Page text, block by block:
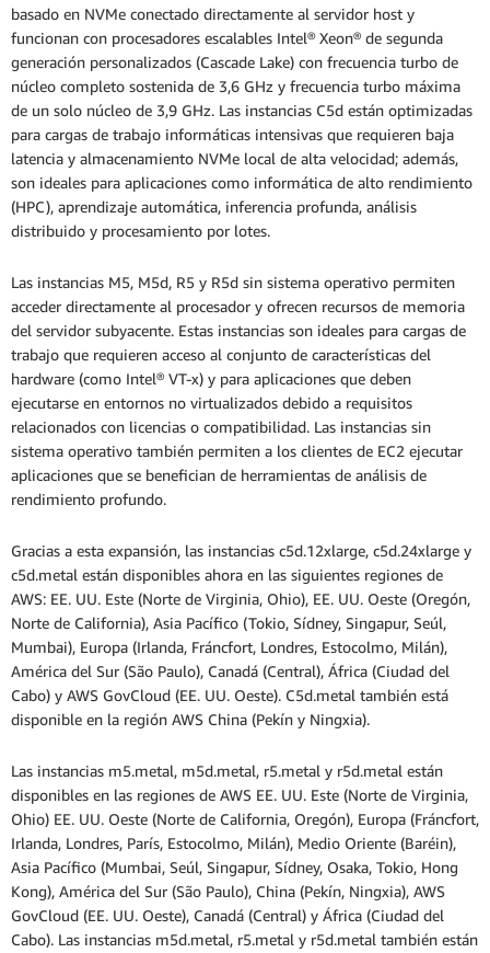
basado en NVMe conectado directamente al servidor host y
funcionan con procesadores escalables Intel® Xeon® de segunda
generación personalizados (Cascade Lake) con frecuencia turbo de
núcleo completo sostenida de 3,6 GHz y frecuencia turbo máxima
de un solo núcleo de 3,9 GHz. Las instancias C5d están optimizadas
para cargas de trabajo informáticas intensivas que requieren baja
latencia y almacenamiento NVMe local de alta velocidad; además,
son ideales para aplicaciones como informática de alto rendimiento
(HPC), aprendizaje automática, inferencia profunda, análisis
distribuido y procesamiento por lotes.
Las instancias M5, M5d, R5 y R5d sin sistema operativo permiten
acceder directamente al procesador y ofrecen recursos de memoria
del servidor subyacente. Estas instancias son ideales para cargas de
trabajo que requieren acceso al conjunto de características del
hardware (como Intel® VT-x) y para aplicaciones que deben
ejecutarse en entornos no virtualizados debido a requisitos
relacionados con licencias o compatibilidad. Las instancias sin
sistema operativo también permiten a los clientes de EC2 ejecutar
aplicaciones que se benefician de herramientas de análisis de
rendimiento profundo.
Gracias a esta expansión, las instancias c5d.12xlarge, c5d.24xlarge y
c5d.metal están disponibles ahora en las siguientes regiones de
AWS: EE. UU. Este (Norte de Virginia, Ohio), EE. UU. Oeste (Oregón,
Norte de California), Asia Pacífico (Tokio, Sídney, Singapur, Seúl,
Mumbai), Europa (Irlanda, Fráncfort, Londres, Estocolmo, Milán),
América del Sur (São Paulo), Canadá (Central), África (Ciudad del
Cabo) y AWS GovCloud (EE. UU. Oeste). C5d.metal también está
disponible en la región AWS China (Pekín y Ningxia).
Las instancias m5.metal, m5d.metal, r5.metal y r5d.metal están
disponibles en las regiones de AWS EE. UU. Este (Norte de Virginia,
Ohio) EE. UU. Oeste (Norte de California, Oregón), Europa (Fráncfort,
Irlanda, Londres, París, Estocolmo, Milán), Medio Oriente (Baréin),
Asia Pacífico (Mumbai, Seúl, Singapur, Sídney, Osaka, Tokio, Hong
Kong), América del Sur (São Paulo), China (Pekín, Ningxia), AWS
GovCloud (EE. UU. Oeste), Canadá (Central) y África (Ciudad del
Cabo). Las instancias m5d.metal, r5.metal y r5d.metal también están